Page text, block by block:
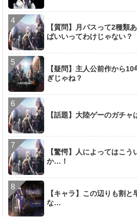
【質問】月パスって2種類
ばいいってわけじゃない？
【疑問】主人公前作から
ぎじゃね？
【話題】大陸ゲーのガチ
【驚愕】人によってはこ
か…！
【キャラ】この辺りも割
な…